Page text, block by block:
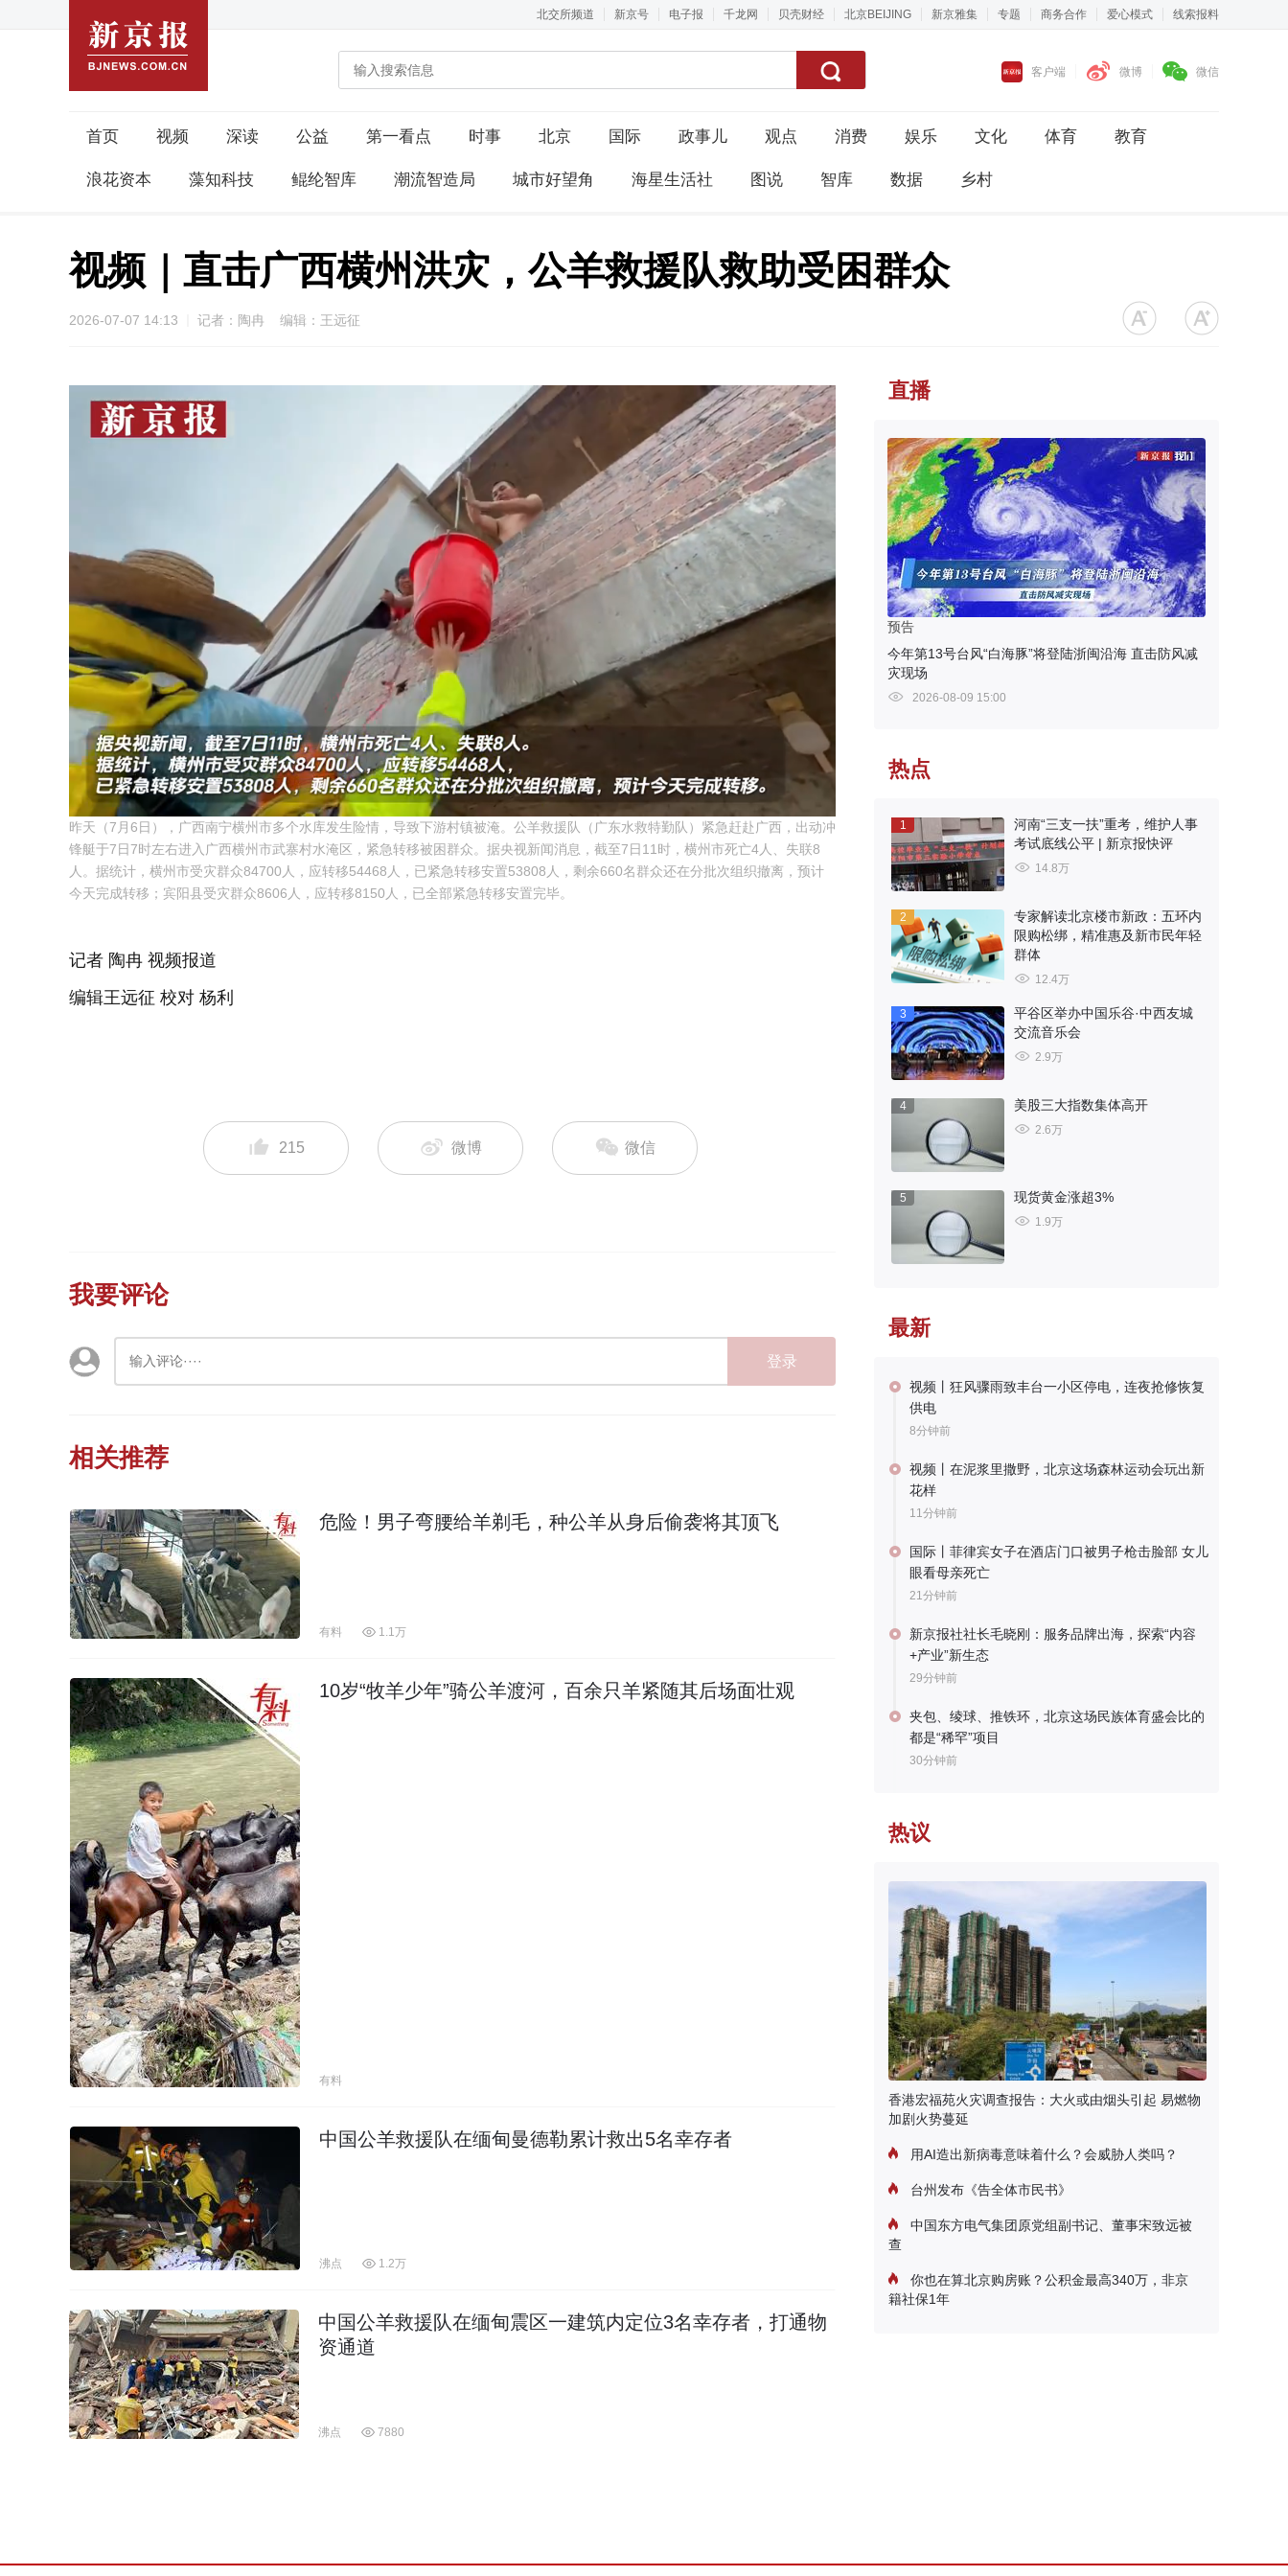
北交所频道 新京号 电子报 千龙网 贝壳财经 北京BEIJING 新京雅集 专题 商务合作 爱心模式 线索报料
客户端 微博 微信
首页 视频 深读 公益 第一看点 时事 北京 国际 政事儿 观点 消费 娱乐 文化 体育 教育
浪花资本 藻知科技 鲲纶智库 潮流智造局 城市好望角 海星生活社 图说 智库 数据 乡村
视频｜直击广西横州洪灾，公羊救援队救助受困群众
2026-07-07 14:13 记者：陶冉 编辑：王远征
Unmute Loaded
100.00%
昨天（7月6日），广西南宁横州市多个水库发生险情，导致下游村镇被淹。公羊救援队（广东水救特勤队）紧急赶赴广西，出动冲
锋艇于7日7时左右进入广西横州市武寨村水淹区，紧急转移被困群众。据央视新闻消息，截至7日11时，横州市死亡4人、失联8
人。据统计，横州市受灾群众84700人，应转移54468人，已紧急转移安置53808人，剩余660名群众还在分批次组织撤离，预计
今天完成转移；宾阳县受灾群众8606人，应转移8150人，已全部紧急转移安置完毕。
记者 陶冉 视频报道
编辑王远征 校对 杨利
215 微博 微信
我要评论
登录
相关推荐
危险！男子弯腰给羊剃毛，种公羊从身后偷袭将其顶飞
有料 1.1万
10岁“牧羊少年”骑公羊渡河，百余只羊紧随其后场面壮观
有料
中国公羊救援队在缅甸曼德勒累计救出5名幸存者
沸点 1.2万
中国公羊救援队在缅甸震区一建筑内定位3名幸存者，打通物
资通道
沸点 7880
直播
预告
今年第13号台风“白海豚”将登陆浙闽沿海 直击防风减
灾现场
2026-08-09 15:00
热点
1
河南“三支一扶”重考，维护人事
考试底线公平 | 新京报快评
14.8万
2
专家解读北京楼市新政：五环内
限购松绑，精准惠及新市民年轻
群体
12.4万
3
平谷区举办中国乐谷·中西友城
交流音乐会
2.9万
4 美股三大指数集体高开
2.6万
5 现货黄金涨超3%
1.9万
最新
视频丨狂风骤雨致丰台一小区停电，连夜抢修恢复
供电
8分钟前
视频丨在泥浆里撒野，北京这场森林运动会玩出新
花样
11分钟前
国际丨菲律宾女子在酒店门口被男子枪击脸部 女儿
眼看母亲死亡
21分钟前
新京报社社长毛晓刚：服务品牌出海，探索“内容
+产业”新生态
29分钟前
夹包、绫球、推铁环，北京这场民族体育盛会比的
都是“稀罕”项目
30分钟前
热议
香港宏福苑火灾调查报告：大火或由烟头引起 易燃物
加剧火势蔓延
用AI造出新病毒意味着什么？会威胁人类吗？
台州发布《告全体市民书》
中国东方电气集团原党组副书记、董事宋致远被
查
你也在算北京购房账？公积金最高340万，非京
籍社保1年